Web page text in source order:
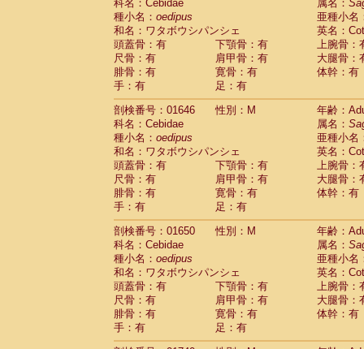
(0)
Cercopithecidae hybrid(1)
Cercopithecidae (0)
CercopithecidaeAllenopithecus
CercopithecidaeCercopithecus
CercopithecidaeCercopithecus
CercopithecidaeCercopithecus
CercopithecidaeCercopithecus diana
CercopithecidaeCercopithecus
Cercopithecidae
Cercopithecus
Cercopithecidae
Cercopithecus mitis
CercopithecidaeCercopithecus mitis
CercopithecidaeCercopithecus mitis
CercopithecidaeCercopithecus mona
CercopithecidaeCercopithecus
CercopithecidaeCercopithecus
CercopithecidaeCercopithecus
Cercopithecidae
Cercopithecusspp.(0)
Cercopithecidae
Chlorocebus
CercopithecidaeChlorocebus
CercopithecidaeErythrocebus patas
CercopithecidaeMiopithecus talapoin
CercopithecidaeCercopithecinae spp.
CercopithecidaeColobus angolensis
科名：Cebidae
属名：
種小名： oedipus
亜種小名
和名：ワタボウシパンシェ
英名：
頭蓋骨：有
下顎骨：有
上腕骨：
尺骨：有
肩甲骨：有
大腿骨：
腓骨：有
寛骨：有
体幹：有
手：有
足：有
剖検番号：01646
性別：M
年齢：
科名：Cebidae
属名：
種小名： oedipus
亜種小名
和名：ワタボウシパンシェ
英名：
頭蓋骨：有
下顎骨：有
上腕骨：
尺骨：有
肩甲骨：有
大腿骨：
腓骨：有
寛骨：有
体幹：有
手：有
足：有
剖検番号：01650
性別：M
年齢：
科名：Cebidae
属名：
種小名： oedipus
亜種小名
和名：ワタボウシパンシェ
英名：
頭蓋骨：有
下顎骨：有
上腕骨：
尺骨：有
肩甲骨：有
大腿骨：
腓骨：有
寛骨：有
体幹：有
手：有
足：有